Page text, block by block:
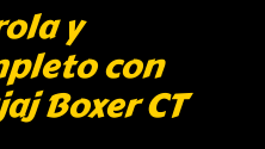
y
con
Boxer CT